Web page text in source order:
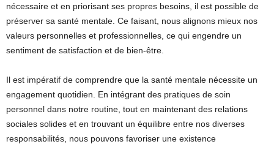
nécessaire et en priorisant ses propres besoins, il est possible de
préserver sa santé mentale. Ce faisant, nous alignons mieux nos
valeurs personnelles et professionnelles, ce qui engendre un
sentiment de satisfaction et de bien-être.
Il est impératif de comprendre que la santé mentale nécessite un
engagement quotidien. En intégrant des pratiques de soin
personnel dans notre routine, tout en maintenant des relations
sociales solides et en trouvant un équilibre entre nos diverses
responsabilités, nous pouvons favoriser une existence